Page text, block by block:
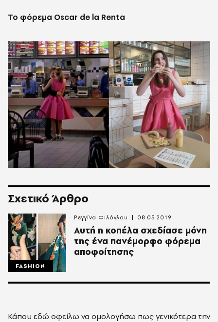
Το φόρεμα Oscar de la Renta
Σχετικό Άρθρο
FASHION
Αυτή η κοπέλα σχεδίασε μόνη
της ένα πανέμορφο φόρεμα
αποφοίτησης
Ρεγγίνα Φιλόγλου 08.05.2019
Κάπου εδώ οφείλω να ομολογήσω πως γενικότερα την